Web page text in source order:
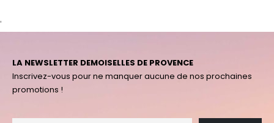
'
LA NEWSLETTER DEMOISELLES DE PROVENCE
Inscrivez-vous pour ne manquer aucune de nos prochaines
promotions !